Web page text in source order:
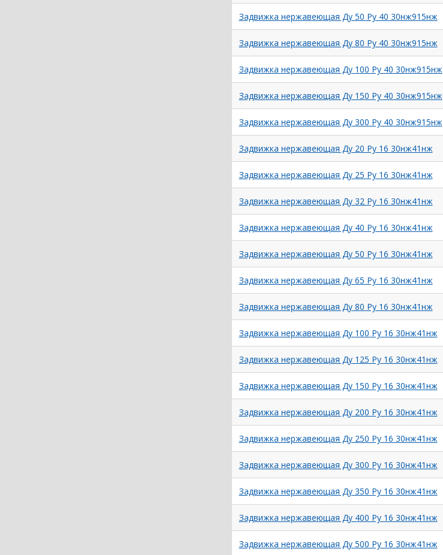
Задвижка нержавеющая Ду 50 Ру 40 30нж915нж
Задвижка нержавеющая Ду 80 Ру 40 30нж915нж
Задвижка нержавеющая Ду 100 Ру 40 30нж915нж
Задвижка нержавеющая Ду 150 Ру 40 30нж915нж
Задвижка нержавеющая Ду 300 Ру 40 30нж915нж
Задвижка нержавеющая Ду 20 Ру 16 30нж41нж
Задвижка нержавеющая Ду 25 Ру 16 30нж41нж
Задвижка нержавеющая Ду 32 Ру 16 30нж41нж
Задвижка нержавеющая Ду 40 Ру 16 30нж41нж
Задвижка нержавеющая Ду 50 Ру 16 30нж41нж
Задвижка нержавеющая Ду 65 Ру 16 30нж41нж
Задвижка нержавеющая Ду 80 Ру 16 30нж41нж
Задвижка нержавеющая Ду 100 Ру 16 30нж41нж
Задвижка нержавеющая Ду 125 Ру 16 30нж41нж
Задвижка нержавеющая Ду 150 Ру 16 30нж41нж
Задвижка нержавеющая Ду 200 Ру 16 30нж41нж
Задвижка нержавеющая Ду 250 Ру 16 30нж41нж
Задвижка нержавеющая Ду 300 Ру 16 30нж41нж
Задвижка нержавеющая Ду 350 Ру 16 30нж41нж
Задвижка нержавеющая Ду 400 Ру 16 30нж41нж
Задвижка нержавеющая Ду 500 Ру 16 30нж41нж